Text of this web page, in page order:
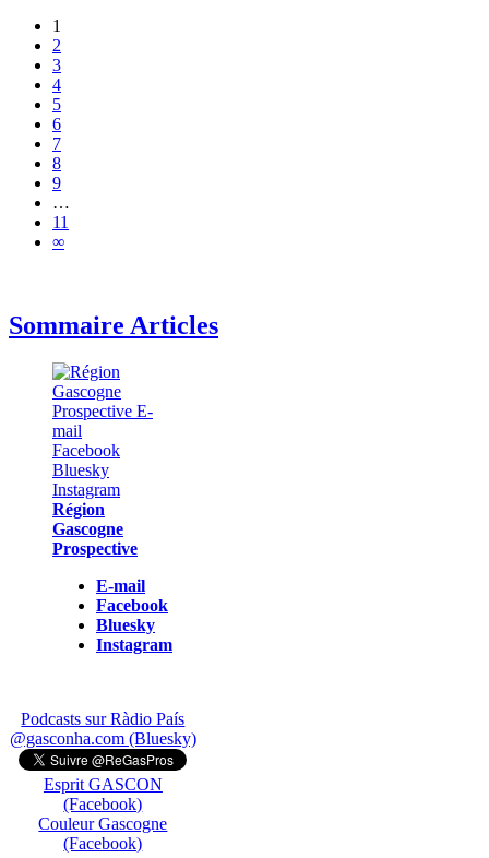
1
2
3
4
5
6
7
8
9
…
11
∞
Sommaire Articles
Région
Gascogne
Prospective
E-mail
Facebook
Bluesky
Instagram
Podcasts sur Ràdio País
@gasconha.com (Bluesky)
Esprit GASCON
(Facebook)
Couleur Gascogne
(Facebook)